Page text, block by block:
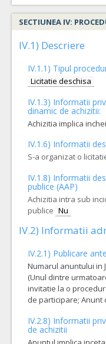
COD CPV:
33171000-9
VALOAREA ESTIMATA
TVA:
6.750,00 - 337.500,00 Leu
5. Cateter ombilical
COD CPV: 33141200-2
VALOAREA ESTIMATA
TVA:
10. Senzor de flux
COD CPV:
33171000-9
VALOAREA ESTIMATA
TVA:
3.835,00 - 184.080,00
1. Circuite pentru nou nascuti,
COD CPV:
33157000-5
VALOAREA ESTIMATA
TVA:
17.000,00 - 680.000,00
SECTIUNEA IV:
IV.1) Descriere
IV.1.1) Tipul
Licitatie deschisa
IV.1.3) Informatii
dinamic de achizitii:
Achizitia implica
IV.1.6) Informatii
S-a organizat o
IV.1.8) Informatii
publice (AAP)
Achizitia intra sub
publice Nu
IV.2) Informatii
IV.2.1) Publicare
Numarul anuntului in
(Unul dintre
invitatie la o
de participare;
IV.2.8) Informatii
de achizitii